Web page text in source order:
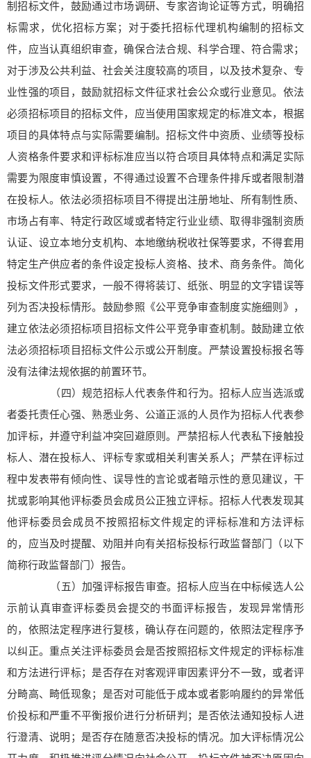
制招标文件，鼓励通过市场调研、专家咨询论证等方式，明确招
标需求，优化招标方案；对于委托招标代理机构编制的招标文
件，应当认真组织审查，确保合法合规、科学合理、符合需求；
对于涉及公共利益、社会关注度较高的项目，以及技术复杂、专
业性强的项目，鼓励就招标文件征求社会公众或行业意见。依法
必须招标项目的招标文件，应当使用国家规定的标准文本，根据
项目的具体特点与实际需要编制。招标文件中资质、业绩等投标
人资格条件要求和评标标准应当以符合项目具体特点和满足实际
需要为限度审慎设置，不得通过设置不合理条件排斥或者限制潜
在投标人。依法必须招标项目不得提出注册地址、所有制性质、
市场占有率、特定行政区域或者特定行业业绩、取得非强制资质
认证、设立本地分支机构、本地缴纳税收社保等要求，不得套用
特定生产供应者的条件设定投标人资格、技术、商务条件。简化
投标文件形式要求，一般不得将装订、纸张、明显的文字错误等
列为否决投标情形。鼓励参照《公平竞争审查制度实施细则》，
建立依法必须招标项目招标文件公平竞争审查机制。鼓励建立依
法必须招标项目招标文件公示或公开制度。严禁设置投标报名等
没有法律法规依据的前置环节。
（四）规范招标人代表条件和行为。招标人应当选派或
者委托责任心强、熟悉业务、公道正派的人员作为招标人代表参
加评标，并遵守利益冲突回避原则。严禁招标人代表私下接触投
标人、潜在投标人、评标专家或相关利害关系人；严禁在评标过
程中发表带有倾向性、误导性的言论或者暗示性的意见建议，干
扰或影响其他评标委员会成员公正独立评标。招标人代表发现其
他评标委员会成员不按照招标文件规定的评标标准和方法评标
的，应当及时提醒、劝阻并向有关招标投标行政监督部门（以下
简称行政监督部门）报告。
（五）加强评标报告审查。招标人应当在中标候选人公
示前认真审查评标委员会提交的书面评标报告，发现异常情形
的，依照法定程序进行复核，确认存在问题的，依照法定程序予
以纠正。重点关注评标委员会是否按照招标文件规定的评标标准
和方法进行评标；是否存在对客观评审因素评分不一致，或者评
分畸高、畸低现象；是否对可能低于成本或者影响履约的异常低
价投标和严重不平衡报价进行分析研判；是否依法通知投标人进
行澄清、说明；是否存在随意否决投标的情况。加大评标情况公